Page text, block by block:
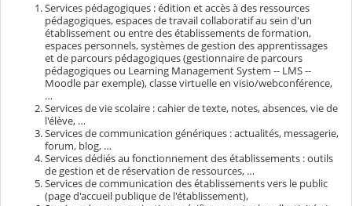
Services pédagogiques : édition et accès à des ressources
pédagogiques, espaces de travail collaboratif au sein d'un
établissement ou entre des établissements de formation,
espaces personnels, systèmes de gestion des apprentissages
et de parcours pédagogiques (gestionnaire de parcours
pédagogiques ou Learning Management System -- LMS --
Moodle par exemple), classe virtuelle en visio/webconférence,
…
Services de vie scolaire : cahier de texte, notes, absences, vie de
l'élève, …
Services de communication génériques : actualités, messagerie,
forum, blog, …
Services dédiés au fonctionnement des établissements : outils
de gestion et de réservation de ressources, …
Services de communication des établissements vers le public
(page d'accueil publique de l'établissement),